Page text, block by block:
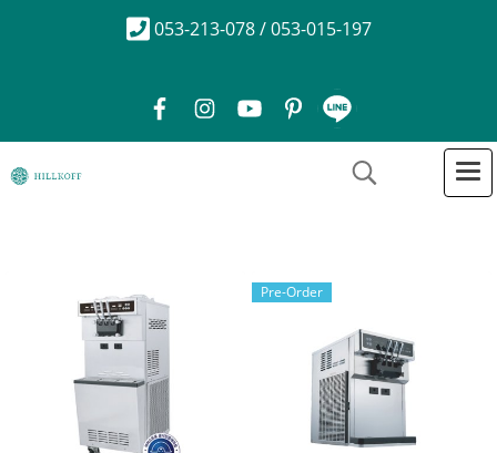
053-213-078 / 053-015-197
Pre-Order